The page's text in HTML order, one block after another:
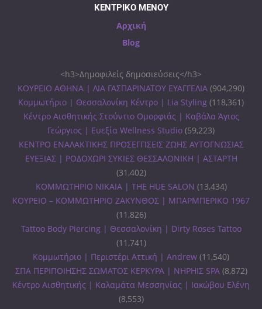
ΚΕΝΤΡΙΚΟ ΜΕΝΟΥ
Αρχική
Blog
<h3>Δημοφιλείς δημοσιεύσεις</h3>
ΚΟΥΡΕΙΟ ΑΘΗΝΑ | ΛΙΑ ΓΑΣΠΑΡΙΝΑΤΟΥ ΕΥΑΓΓΕΛΙΑ (904,290)
Κομμωτήριο | Θεσσαλονίκη Κέντρο | Lia Styling (118,361)
Κέντρο Αισθητικής Στούντιο Ομορφιάς | Καβάλα Άγιος
Γεώργιος | Ευεξία Wellness Studio (59,223)
ΚΕΝΤΡΟ ΕΝΑΛΑΚΤΙΚΗΣ ΠΡΟΣΕΓΓΙΣΕΙΣ ΖΩΗΣ ΑΥΤΟΓΝΩΣΙΑΣ
ΕΥΕΞΙΑΣ | ΡΟΔΟΧΩΡΙ ΣΥΚΙΕΣ ΘΕΣΣΑΛΟΝΙΚΗ | ΑΣΤΑΡΤΗ
(31,402)
ΚΟΜΜΩΤΗΡΙΟ ΝΙΚΑΙΑ | THE HUE SALON (13,434)
ΚΟΥΡΕΙΟ – ΚΟΜΜΩΤΗΡΙΟ ΖΑΚΥΝΘΟΣ | ΜΠΑΡΜΠΕΡΙΚΟ 1967
(11,826)
Tattoo Body Piercing | Θεσσαλονίκη | Dirty Roses Tattoo
(11,741)
Κομμωτήριο | Περιστέρι Αττική | Andrew (11,540)
ΣΠΑ ΠΕΡΙΠΟΙΗΣΗΣ ΣΩΜΑΤΟΣ ΚΕΡΚΥΡΑ | ΝΗΡΗΙΣ SPA (8,872)
Κέντρο Αισθητικής | Καλαμάτα Μεσσηνίας | Ιακώβου Ελένη
(8,553)